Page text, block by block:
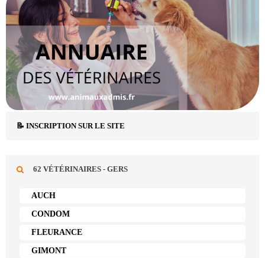
📝 INSCRIPTION SUR LE SITE
62 VÉTÉRINAIRES - GERS
AUCH
CONDOM
FLEURANCE
GIMONT